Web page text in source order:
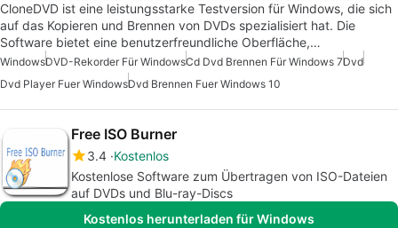
CloneDVD ist eine leistungsstarke Testversion für Windows, die sich
auf das Kopieren und Brennen von DVDs spezialisiert hat. Die
Software bietet eine benutzerfreundliche Oberfläche,…
WindowsDVD-Rekorder Für WindowsCd Dvd Brennen Für Windows 7Dvd
Dvd Player Fuer WindowsDvd Brennen Fuer Windows 10
Free ISO Burner
3.4 Kostenlos
Kostenlose Software zum Übertragen von ISO-Dateien
auf DVDs und Blu-ray-Discs
Kostenlos herunterladen für Windows